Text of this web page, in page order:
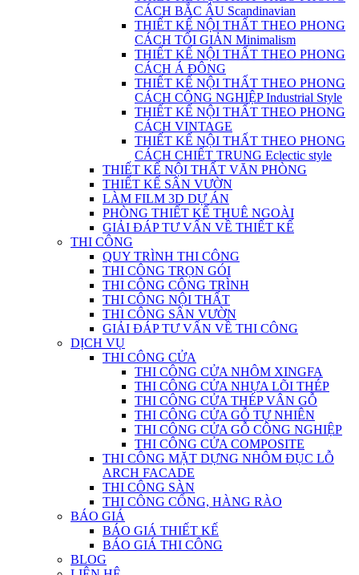
CÁCH BẮC ÂU Scandinavian
THIẾT KẾ NỘI THẤT THEO PHONG
CÁCH TỐI GIẢN Minimalism
THIẾT KẾ NỘI THẤT THEO PHONG
CÁCH Á ĐÔNG
THIẾT KẾ NỘI THẤT THEO PHONG
CÁCH CÔNG NGHIỆP Industrial Style
THIẾT KẾ NỘI THẤT THEO PHONG
CÁCH VINTAGE
THIẾT KẾ NỘI THẤT THEO PHONG
CÁCH CHIẾT TRUNG Eclectic style
THIẾT KẾ NỘI THẤT VĂN PHÒNG
THIẾT KẾ SÂN VƯỜN
LÀM FILM 3D DỰ ÁN
PHÒNG THIẾT KẾ THUÊ NGOÀI
GIẢI ĐÁP TƯ VẤN VỀ THIẾT KẾ
THI CÔNG
QUY TRÌNH THI CÔNG
THI CÔNG TRỌN GÓI
THI CÔNG CÔNG TRÌNH
THI CÔNG NỘI THẤT
THI CÔNG SÂN VƯỜN
GIẢI ĐÁP TƯ VẤN VỀ THI CÔNG
DỊCH VỤ
THI CÔNG CỬA
THI CÔNG CỬA NHÔM XINGFA
THI CÔNG CỬA NHỰA LÕI THÉP
THI CÔNG CỬA THÉP VÂN GỖ
THI CÔNG CỬA GỖ TỰ NHIÊN
THI CÔNG CỬA GỖ CÔNG NGHIỆP
THI CÔNG CỬA COMPOSITE
THI CÔNG MẶT DỰNG NHÔM ĐỤC LỖ
ARCH FACADE
THI CÔNG SÀN
THI CÔNG CỔNG, HÀNG RÀO
BÁO GIÁ
BÁO GIÁ THIẾT KẾ
BÁO GIÁ THI CÔNG
BLOG